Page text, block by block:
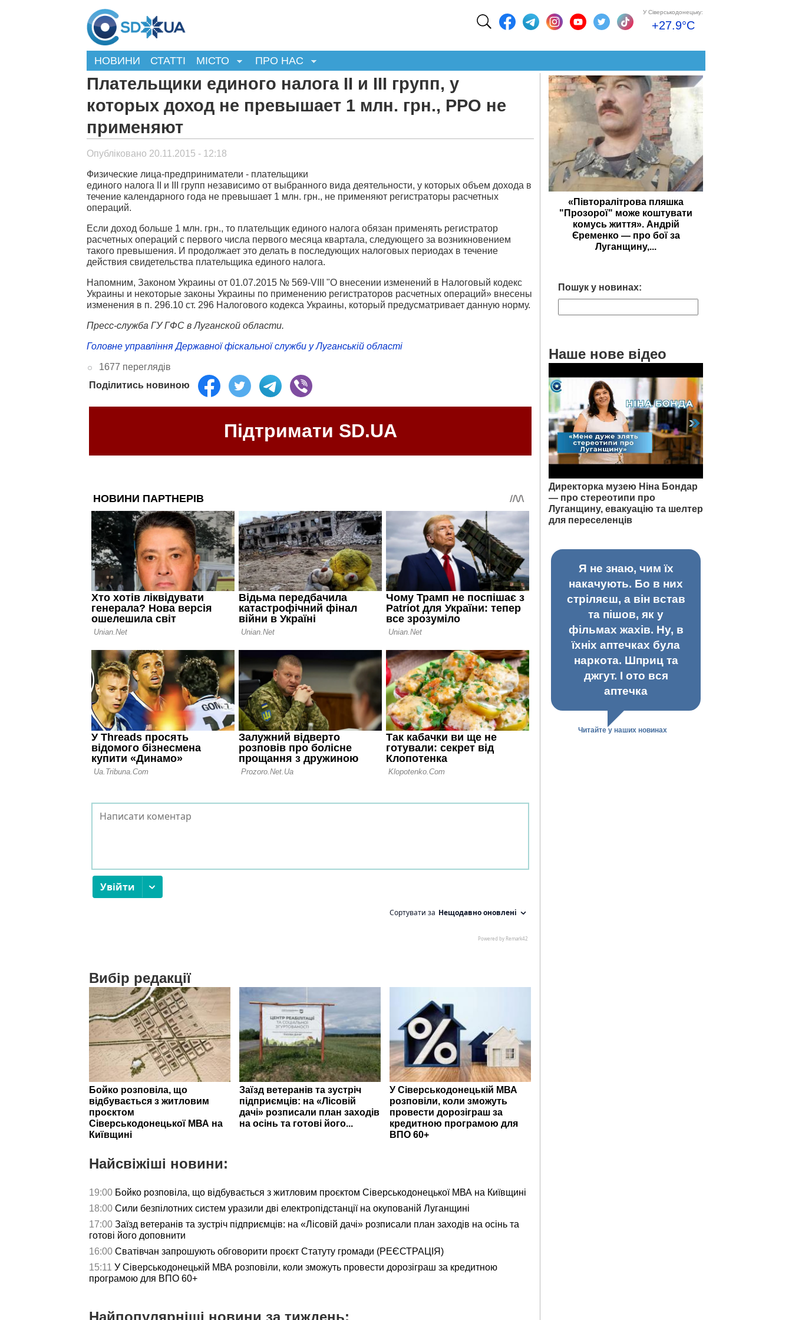
У Сіверськодонецьку:
+27.9°C
НОВИНИ СТАТТІ МІСТО ПРО НАС
Плательщики единого налога II и III групп, у
которых доход не превышает 1 млн. грн., РРО не
применяют
Опубліковано 20.11.2015 - 12:18
Физические лица-предприниматели - плательщики
единого налога II и III групп независимо от выбранного вида деятельности, у которых объем дохода в
течение календарного года не превышает 1 млн. грн., не применяют регистраторы расчетных
операций.
Если доход больше 1 млн. грн., то плательщик единого налога обязан применять регистратор
расчетных операций с первого числа первого месяца квартала, следующего за возникновением
такого превышения. И продолжает это делать в последующих налоговых периодах в течение
действия свидетельства плательщика единого налога.
Напомним, Законом Украины от 01.07.2015 № 569-VIII "О внесении изменений в Налоговый кодекс
Украины и некоторые законы Украины по применению регистраторов расчетных операций» внесены
изменения в п. 296.10 ст. 296 Налогового кодекса Украины, который предусматривает данную норму.
Пресс-служба ГУ ГФС в Луганской области.
Головне управління Державної фіскальної служби у Луганській області
1677 переглядів
Поділитись новиною
Підтримати SD.UA
Вибір редакції
Бойко розповіла, що
відбувається з житловим
проєктом
Сіверськодонецької МВА на
Київщині
Заїзд ветеранів та зустріч
підприємців: на «Лісовій
дачі» розписали план заходів
на осінь та готові його...
У Сіверськодонецькій МВА
розповіли, коли зможуть
провести дорозіграш за
кредитною програмою для
ВПО 60+
Найсвіжіші новини:
19:00 Бойко розповіла, що відбувається з житловим проєктом Сіверськодонецької МВА на Київщині
18:00 Сили безпілотних систем уразили дві електропідстанції на окупованій Луганщині
17:00 Заїзд ветеранів та зустріч підприємців: на «Лісовій дачі» розписали план заходів на осінь та
готові його доповнити
16:00 Сватівчан запрошують обговорити проєкт Статуту громади (РЕЄСТРАЦІЯ)
15:11 У Сіверськодонецькій МВА розповіли, коли зможуть провести дорозіграш за кредитною
програмою для ВПО 60+
Найпопулярніші новини за тиждень:
«Півторалітрова пляшка
"Прозорої" може коштувати
комусь життя». Андрій
Єременко — про бої за
Луганщину,...
Пошук у новинах:
Наше нове відео
Директорка музею Ніна Бондар
— про стереотипи про
Луганщину, евакуацію та шелтер
для переселенців
Я не знаю, чим їх
накачують. Бо в них
стріляєш, а він встав
та пішов, як у
фільмах жахів. Ну, в
їхніх аптечках була
наркота. Шприц та
джгут. І ото вся
аптечка
Читайте у наших новинах